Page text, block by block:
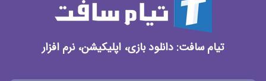
تیام سافت: دانلود بازی، اپلیکیشن، نرم افزار